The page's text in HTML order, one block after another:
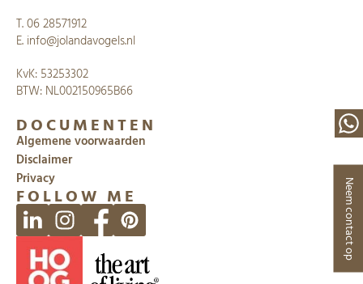
Neem contact op
​​T.06 28571912
E. info@jolandavogels.nl
KvK: 53253302
​BTW: NL002150965B66
DOCUMENTEN
Algemene voorwaarden
Disclaimer
Privacy
FOLLOW ME